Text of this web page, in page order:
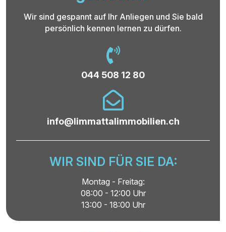
Wir sind gespannt auf Ihr Anliegen und Sie bald
persönlich kennen lernen zu dürfen.
044 508 12 80
info@limmattalimmobilien.ch
WIR SIND FÜR SIE DA:
Montag - Freitag:
08:00 - 12:00 Uhr
13:00 - 18:00 Uhr